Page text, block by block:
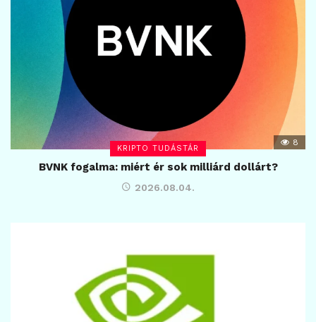
KRIPTO TUDÁSTÁR
8
BVNK fogalma: miért ér sok milliárd dollárt?
2026.08.04.